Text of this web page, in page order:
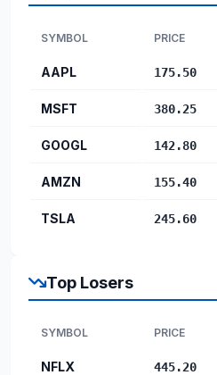
SYMBOL PRICE
AAPL 175.50
MSFT 380.25
GOOGL 142.80
AMZN 155.40
TSLA 245.60
Top Losers
SYMBOL PRICE
NFLX 445.20